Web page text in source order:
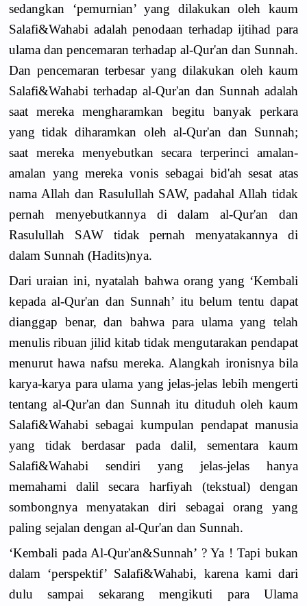
sedangkan ‘pemurnian’ yang dilakukan oleh kaum
Salafi&Wahabi adalah penodaan terhadap ijtihad para
ulama dan pencemaran terhadap al-Qur'an dan Sunnah.
Dan pencemaran terbesar yang dilakukan oleh kaum
Salafi&Wahabi terhadap al-Qur'an dan Sunnah adalah
saat mereka mengharamkan begitu banyak perkara
yang tidak diharamkan oleh al-Qur'an dan Sunnah;
saat mereka menyebutkan secara terperinci amalan-
amalan yang mereka vonis sebagai bid'ah sesat atas
nama Allah dan Rasulullah SAW, padahal Allah tidak
pernah menyebutkannya di dalam al-Qur'an dan
Rasulullah SAW tidak pernah menyatakannya di
dalam Sunnah (Hadits)nya.
Dari uraian ini, nyatalah bahwa orang yang ‘Kembali
kepada al-Qur'an dan Sunnah’ itu belum tentu dapat
dianggap benar, dan bahwa para ulama yang telah
menulis ribuan jilid kitab tidak mengutarakan pendapat
menurut hawa nafsu mereka. Alangkah ironisnya bila
karya-karya para ulama yang jelas-jelas lebih mengerti
tentang al-Qur'an dan Sunnah itu dituduh oleh kaum
Salafi&Wahabi sebagai kumpulan pendapat manusia
yang tidak berdasar pada dalil, sementara kaum
Salafi&Wahabi sendiri yang jelas-jelas hanya
memahami dalil secara harfiyah (tekstual) dengan
sombongnya menyatakan diri sebagai orang yang
paling sejalan dengan al-Qur'an dan Sunnah.
‘Kembali pada Al-Qur'an&Sunnah’ ? Ya ! Tapi bukan
dalam ‘perspektif’ Salafi&Wahabi, karena kami dari
dulu sampai sekarang mengikuti para Ulama